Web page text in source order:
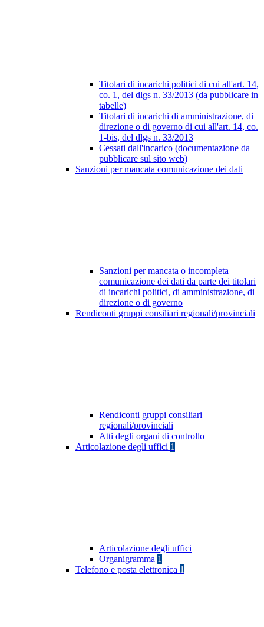
Titolari di incarichi politici di cui all'art. 14,
co. 1, del dlgs n. 33/2013 (da pubblicare in
tabelle)
Titolari di incarichi di amministrazione, di
direzione o di governo di cui all'art. 14, co.
1-bis, del dlgs n. 33/2013
Cessati dall'incarico (documentazione da
pubblicare sul sito web)
Sanzioni per mancata comunicazione dei dati
Sanzioni per mancata o incompleta
comunicazione dei dati da parte dei titolari
di incarichi politici, di amministrazione, di
direzione o di governo
Rendiconti gruppi consiliari regionali/provinciali
Rendiconti gruppi consiliari
regionali/provinciali
Atti degli organi di controllo
Articolazione degli uffici 1
Articolazione degli uffici
Organigramma 1
Telefono e posta elettronica 1